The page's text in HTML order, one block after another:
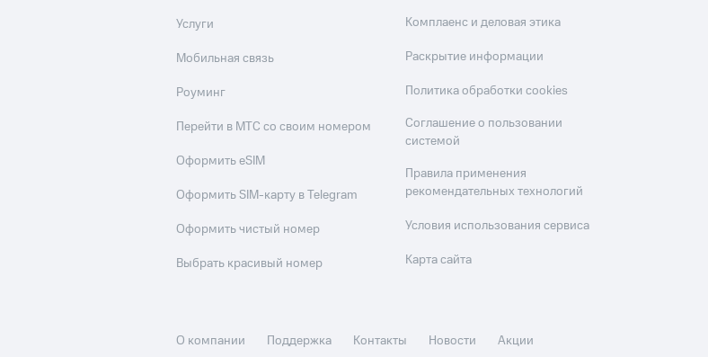
Услуги
Мобильная связь
Роуминг
Перейти в МТС со своим номером
Оформить eSIM
Оформить SIM-карту в Telegram
Оформить чистый номер
Выбрать красивый номер
Комплаенс и деловая этика
Раскрытие информации
Политика обработки cookies
Соглашение о пользовании
системой
Правила применения
рекомендательных технологий
Условия использования сервиса
Карта сайта
О компании Поддержка Контакты Новости Акции